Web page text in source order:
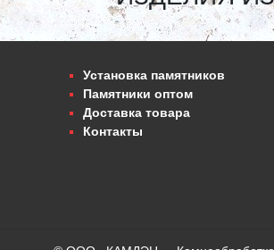
Установка памятников
Памятники оптом
Доставка товара
Контакты